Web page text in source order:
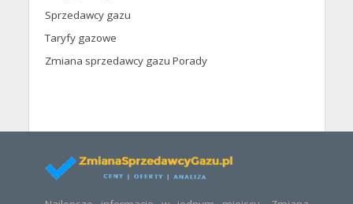
Sprzedawcy gazu
Taryfy gazowe
Zmiana sprzedawcy gazu Porady